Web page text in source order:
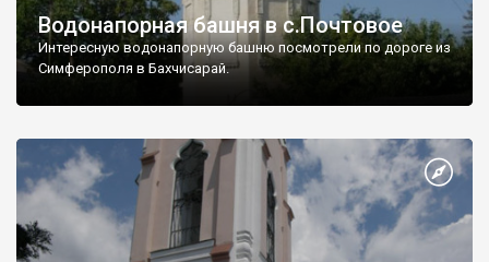
Водонапорная башня в с.Почтовое
Интересную водонапорную башню посмотрели по дороге из
Симферополя в Бахчисарай.